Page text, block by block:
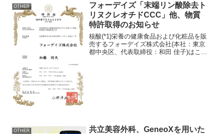
OTHER
フォーデイズ「末端リン酸除去ト
リヌクレオチドCCC」他、物質
特許取得のお知らせ
核酸(*1)栄養の健康食品および化粧品を販
売するフォーデイズ株式会社(本社：東京
都中央区、代表取締役：和田 佳子)はこの
OTHER
共立美容外科、GeneoXを用いた